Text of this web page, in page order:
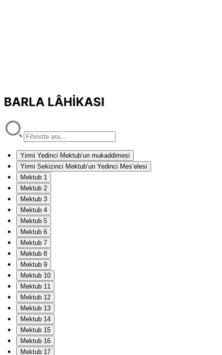
BARLA LÂHİKASI
Yirmi Yedinci Mektub’un mukaddimesi
Yirmi Sekizinci Mektub’un Yedinci Mes’elesi
Mektub 1
Mektub 2
Mektub 3
Mektub 4
Mektub 5
Mektub 6
Mektub 7
Mektub 8
Mektub 9
Mektub 10
Mektub 11
Mektub 12
Mektub 13
Mektub 14
Mektub 15
Mektub 16
Mektub 17